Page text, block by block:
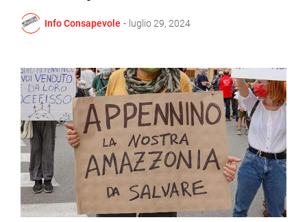
Info Consapevole - luglio 29, 2024